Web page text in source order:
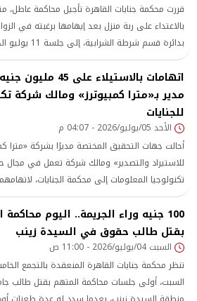
قررت محكمة جنايات القاهرة تأجيل محاكمة عاطل،
بالاعتداء على ربة منزل بعد إيهامها برغبته في
بدائرة قسم شرطة الشرابية،
لاستكمال نظر القضية
اتهامات بالاستيلاء على
مدير بـ«مترا كمبيوترز» ومالك شركة
للجنايات
الأحد 05/يوليو/2026 - 04:07 م
أحالت جهات التحقيق المختصة مديرًا بشركة «مترا
للاستيراد والتصدير» ومالك شركة تعمل في مجال
تكنولوجيا المعلومات إلى محكمة الجنايات،
ألفًا و527 دولارًا أمريكيًا،
جانب اتهامات بالاشتراك في تزوير محررات ورقية
واستعمالها
100 جنيه وراء الجريمة.. اليوم
بقتل طالب حقوق في السيدة زينب
السبت 04/يوليو/2026 - 11:00 ص
تنظر محكمة جنايات القاهرة المنعقدة بالتجمع
السبت، أولى جلسات محاكمة المتهم بقتل طالب